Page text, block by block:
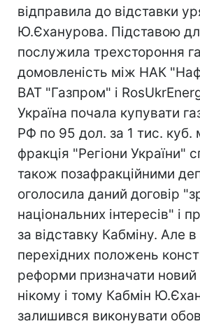
відправила до відставки
Ю.Єханурова. Підставою
послужила трехстороння
домовленість між НАК
ВАТ "Газпром" і
Україна почала купувати
РФ по 95 дол. за 1 тис. куб.
фракція "Регіони України"
також позафракційними
оголосила даний договір
національних інтересів" і
за відставку Кабміну. Але в
перехідних положень
реформи призначати
нікому і тому Кабмін
залишився виконувати